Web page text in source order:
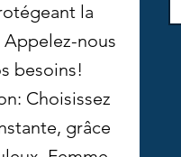
la
nous
besoins!
Choisissez
grâce